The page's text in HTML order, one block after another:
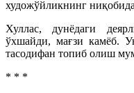
художўйликнинг
Хуллас, дунёдаги
ўхшайди, мағзи камёб.
тасодифан топиб олиш
* * *